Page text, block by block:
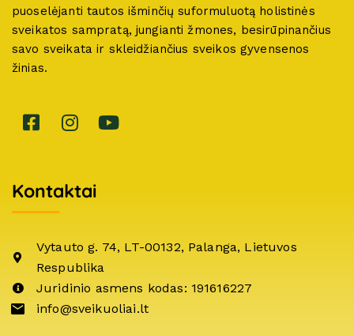
puoselėjanti tautos išminčių suformuluotą holistinės
sveikatos sampratą, jungianti žmones, besirūpinančius
savo sveikata ir skleidžiančius sveikos gyvensenos
žinias.
Kontaktai
Vytauto g. 74, LT-00132, Palanga, Lietuvos
Respublika
Juridinio asmens kodas: 191616227
info@sveikuoliai.lt